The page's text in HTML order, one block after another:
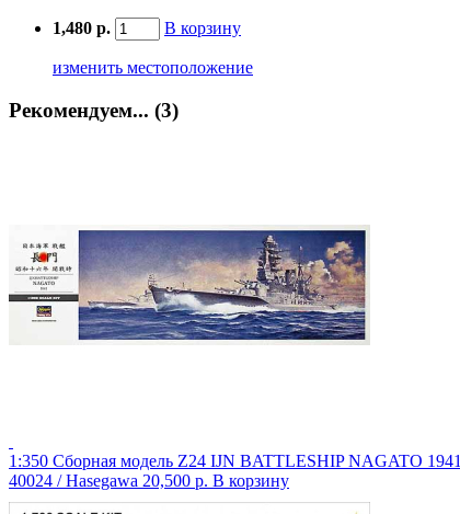
1,480 р. В корзину
изменить местоположение
Рекомендуем... (3)
1:350 Сборная модель Z24 IJN BATTLESHIP NAGATO 1941
40024 / Hasegawa 20,500 р. В корзину